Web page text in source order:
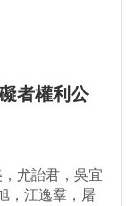
者權利公
尤詒君，吳宜
，江逸羣，屠